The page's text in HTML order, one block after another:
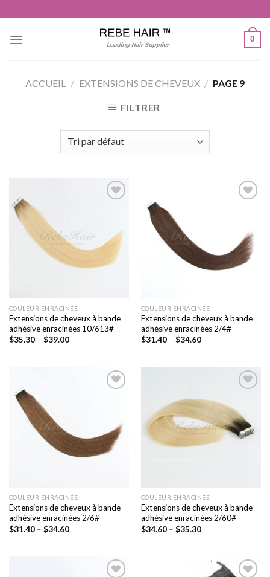
au
contenu
0
ACCUEIL / EXTENSIONS DE CHEVEUX / PAGE 9
FILTRER
souhaits
COULEUR ENRACINÉE
Extensions de cheveux à bande
adhésive enracinées 10/613#
$35.30– $39.00
souhaits
COULEUR ENRACINÉE
Extensions de cheveux à bande
adhésive enracinées 2/4#
$31.40– $34.60
souhaits
COULEUR ENRACINÉE
Extensions de cheveux à bande
adhésive enracinées 2/6#
$31.40– $34.60
à la liste
de
souhaits
COULEUR ENRACINÉE
Extensions de cheveux à bande
adhésive enracinées 2/60#
$34.60– $35.30